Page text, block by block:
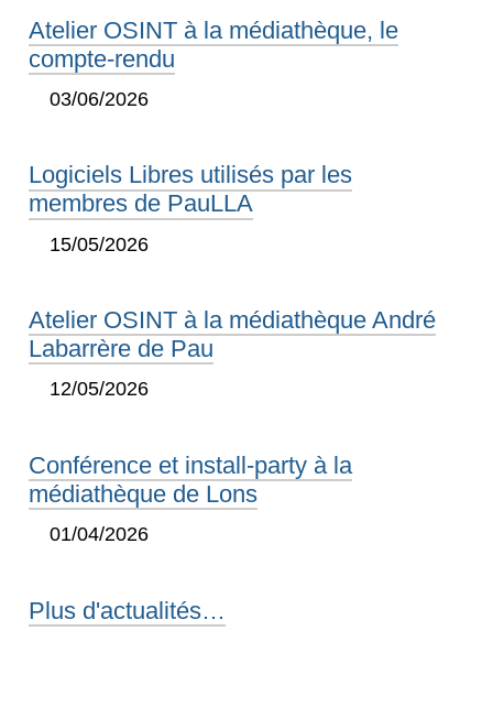
Atelier OSINT à la médiathèque, le
compte-rendu
03/06/2026
Logiciels Libres utilisés par les
membres de PauLLA
15/05/2026
Atelier OSINT à la médiathèque André
Labarrère de Pau
12/05/2026
Conférence et install-party à la
médiathèque de Lons
01/04/2026
Plus d'actualités…